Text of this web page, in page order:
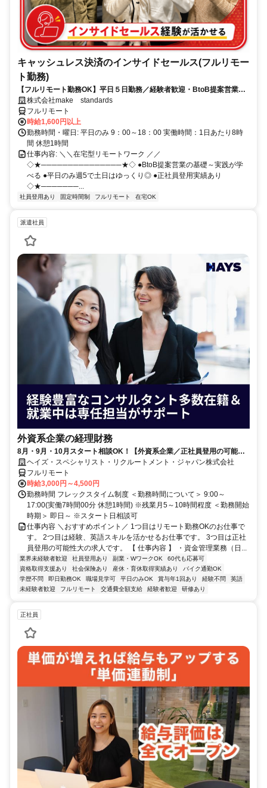
キャッシュレス決済のインサイドセールス(フルリモー
ト勤務)
【フルリモート勤務OK】平日５日勤務／経験者歓迎・BtoB提案営業で
スキルアップ
株式会社make standards
フルリモート
時給1,600円以上
勤務時間・曜日: 平日のみ 9：00～18：00 実働時間：1日あたり8時
間 休憩1時間
仕事内容: ＼＼在宅型リモートワーク ／／
◇★───────────────★◇ ●BtoB提案営業の基礎～実践が学
べる ●平日のみ週5で土日はゆっくり◎ ●正社員登用実績あり
◇★───────...
社員登用あり 固定時間制 フルリモート 在宅OK
派遣社員
外資系企業の経理財務
8月・9月・10月スタート相談OK！【外資系企業／正社員登用の可能性
大／700万～800万／リモート勤務OK】経理財務
ヘイズ・スペシャリスト・リクルートメント・ジャパン株式会社
フルリモート
時給3,000円～4,500円
勤務時間 フレックスタイム制度 ＜勤務時間について＞ 9:00～
17:00(実働7時間00分 休憩1時間) ※残業月5～10時間程度 ＜勤務開始
時期＞ 即日～ ※スタート日相談可
仕事内容 ＼おすすめポイント／ 1つ目はリモート勤務OKのお仕事で
す。 2つ目は経験、英語スキルを活かせるお仕事です。 3つ目は正社
員登用の可能性大の求人です。 【 仕事内容 】 ・資金管理業務（日...
業界未経験者歓迎 社員登用あり 副業・WワークOK
60代も応募可
資格取得支援あり
社会保険あり 産休・育休取得実績あり
バイク通勤OK
学歴不問
即日勤務OK 職場見学可 平日のみOK 賞与年1回あり 経験不問
英語
未経験者歓迎
フルリモート 交通費全額支給 経験者歓迎 研修あり
正社員